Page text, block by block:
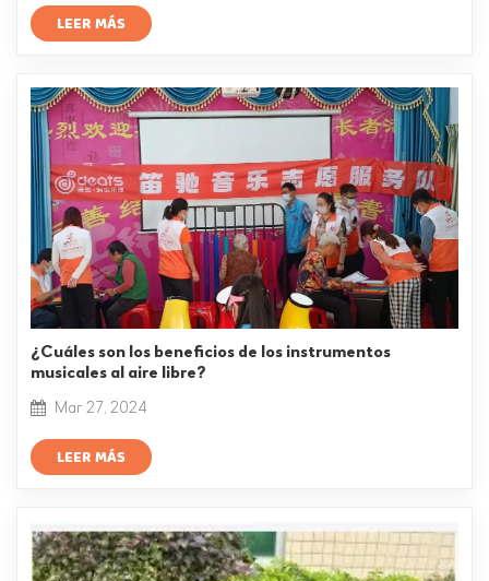
LEER MÁS
¿Cuáles son los beneficios de los instrumentos
musicales al aire libre?
Mar 27, 2024
LEER MÁS